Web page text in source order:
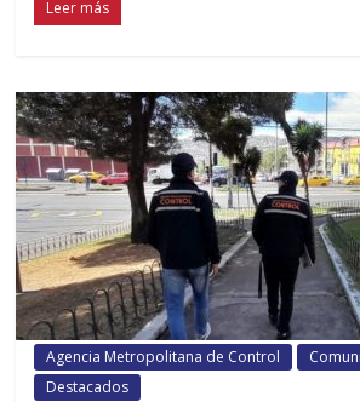
Leer más
Agencia Metropolitana de Control
Destacados